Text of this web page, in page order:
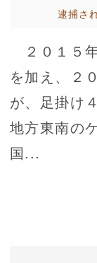
逮捕さ
２０１５
を加え、２
が、足掛け
地方東南の
国...